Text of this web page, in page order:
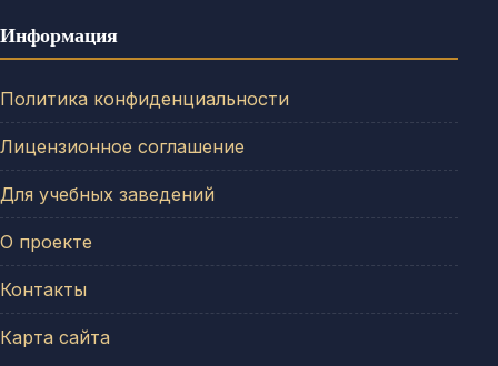
Информация
Политика конфиденциальности
Лицензионное соглашение
Для учебных заведений
О проекте
Контакты
Карта сайта